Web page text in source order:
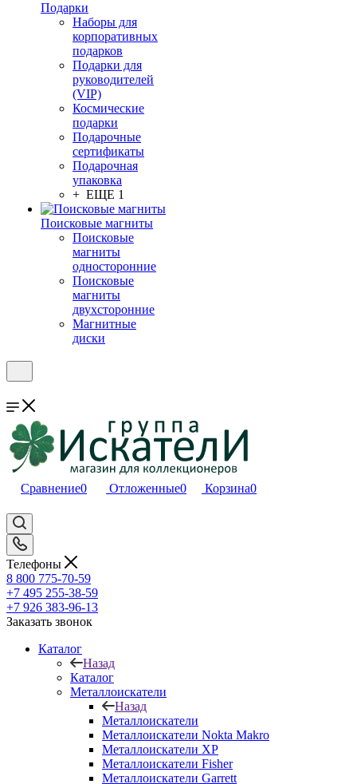
Подарки
Наборы для
корпоративных
подарков
Подарки для
руководителей
(VIP)
Космические
подарки
Подарочные
сертификаты
Подарочная
упаковка
+ ЕЩЕ 1
Поисковые магниты
Поисковые
магниты
односторонние
Поисковые
магниты
двухсторонние
Магнитные
диски
Сравнение0 Отложенные0 Корзина0
Телефоны
8 800 775-70-59
+7 495 255-38-59
+7 926 383-96-13
Заказать звонок
Каталог
Назад
Каталог
Металлоискатели
Назад
Металлоискатели
Металлоискатели Nokta Makro
Металлоискатели XP
Металлоискатели Fisher
Металлоискатели Garrett